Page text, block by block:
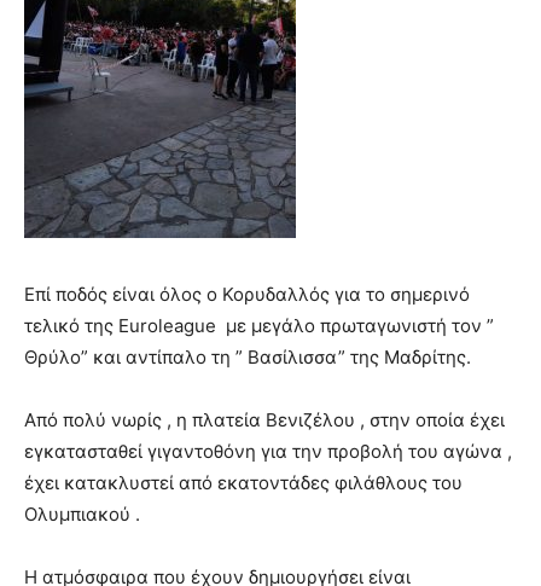
Επί ποδός είναι όλος ο Κορυδαλλός για το σημερινό
τελικό της Euroleague με μεγάλο πρωταγωνιστή τον ”
Θρύλο” και αντίπαλο τη ” Βασίλισσα” της Μαδρίτης.
Από πολύ νωρίς , η πλατεία Βενιζέλου , στην οποία έχει
εγκατασταθεί γιγαντοθόνη για την προβολή του αγώνα ,
έχει κατακλυστεί από εκατοντάδες φιλάθλους του
Ολυμπιακού .
Η ατμόσφαιρα που έχουν δημιουργήσει είναι